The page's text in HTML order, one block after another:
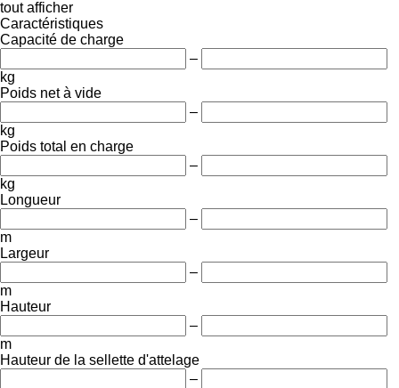
tout afficher
Caractéristiques
Capacité de charge
–
kg
Poids net à vide
–
kg
Poids total en charge
–
kg
Longueur
–
m
Largeur
–
m
Hauteur
–
m
Hauteur de la sellette d'attelage
–